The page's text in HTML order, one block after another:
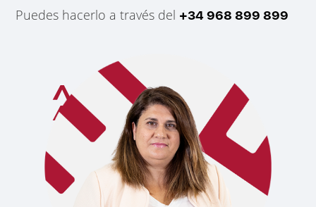
Puedes hacerlo a través del +34 968 899 899